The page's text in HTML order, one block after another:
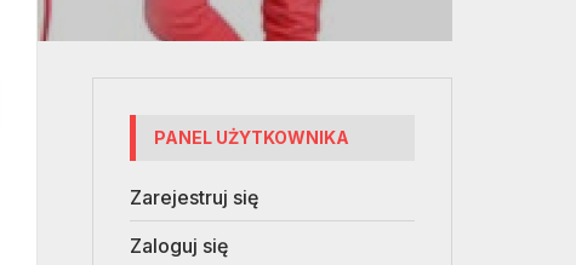
PANEL UŻYTKOWNIKA
Zarejestruj się
Zaloguj się